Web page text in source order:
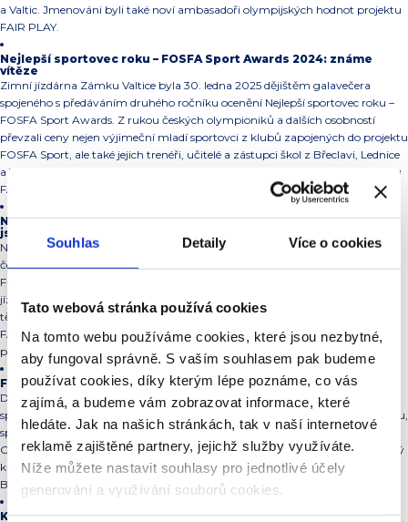
Souhlas Detaily Více o cookies
Tato webová stránka používá cookies
Na tomto webu používáme cookies, které jsou nezbytné,
aby fungoval správně. S vaším souhlasem pak budeme
používat cookies, díky kterým lépe poznáme, co vás
zajímá, a budeme vám zobrazovat informace, které
hledáte. Jak na našich stránkách, tak v naší internetové
reklamě zajištěné partnery, jejichž služby využíváte.
Níže můžete nastavit souhlasy pro jednotlivé účely
generování a využívání souborů cookies.
a Valtic. Jmenováni byli také noví ambasadoři olympijských hodnot projektu
FAIR PLAY.
Nejlepší sportovec roku – FOSFA Sport Awards 2024: známe
vítěze
Zimní jízdárna Zámku Valtice byla 30. ledna 2025 dějištěm galavečera
spojeného s předáváním druhého ročníku ocenění Nejlepší sportovec roku –
FOSFA Sport Awards. Z rukou českých olympioniků a dalších osobností
převzali ceny nejen výjimeční mladí sportovci z klubů zapojených do projektu
FOSFA Sport, ale také jejich trenéři, učitelé a zástupci škol z Břeclavi, Lednice
a Valtic. Jmenováni byli také noví ambasadoři olympijských hodnot projektu
FAIR PLAY.
Nejlepší sportovec roku – FOSFA Sport Awards 2024: sledovali
jsme online
Nejlepší sportovci a trenéři klubů z projektu FOSFA Sport převzali z rukou
českých olympioniků a dalších osobností ocenění Nejlepší sportovec roku –
FOSFA Sport Awards 2024. Galavečer pořádaný 30. ledna 2025 v Zimní
jízdárně Zámku Valtice byl rovněž příležitostí k vyhlášení nejlepších učitelů
tělesné výchovy a spolupracujících škol. Zlatým hřebem se stalo předání cen
FAIR PLAY. Celou akci jsme sledujeme online a níže přinášíme zpravodajský
přehled dění ve valtické jízdárně.
FOSFA Sport má zástupce na Olympiádě dětí a mládeže
Dvanáct sportovních a uměleckých disciplín, přes 1 300 sportovkyň a
sportovců ze všech 14 krajů. Olympijský dům v hale Polárka a Frýdku-Místku,
sportoviště v Ostravě, Českém Těšíně, Frýdku-Místku a Bílé. To jsou
Olympijské hry dětí a mládeže v zimní edici, které letos hostí Moravskoslezský
kraj. Svého zástupce má na hrách díky hokejovému klubu FOSFA HC Lvi
Břeclav mládež i projekt FOSFA Sport.
Kolik těch medailí vlastně bylo?